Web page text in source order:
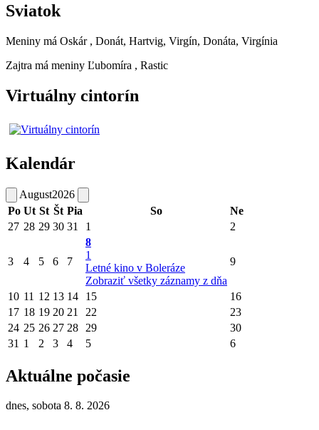
Sviatok
Meniny má Oskár , Donát, Hartvig, Virgín, Donáta, Virgínia
Zajtra má meniny Ľubomíra , Rastic
Virtuálny cintorín
Kalendár
August2026
Po Ut St Št Pia So
Ne
27 28 29 30 31 1 2
3 4 5 6 7
8
1
Letné kino v Boleráze
Zobraziť všetky záznamy z dňa
9
10 11 12 13 14 15
16
17 18 19 20 21 22
23
24 25 26 27 28 29
30
31 1 2 3 4 5 6
Aktuálne počasie
dnes, sobota 8. 8. 2026